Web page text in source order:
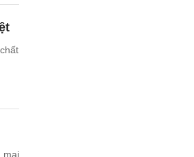
mại